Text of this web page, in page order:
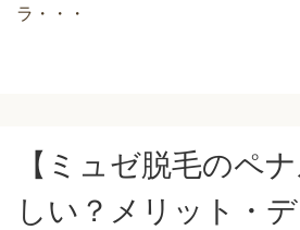
ラ・・・
【ミュゼ脱毛のペ
しい？メリット・